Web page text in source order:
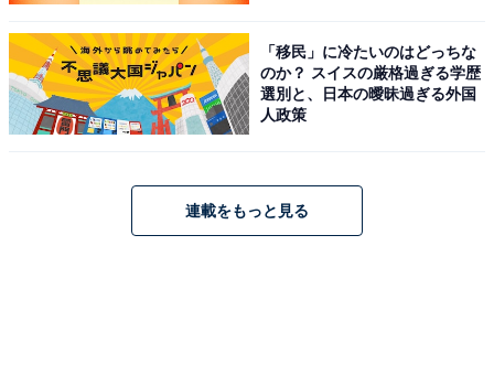
「移民」に冷たいのはどっちな
のか？ スイスの厳格過ぎる学歴
選別と、日本の曖昧過ぎる外国
人政策
連載をもっと見る